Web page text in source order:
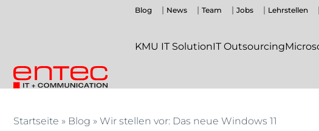
AG
Blog News Team Jobs Lehrstellen
KMU IT SolutionIT Outsourcing
Startseite » Blog »Wir stellen vor: Das neue Windows 11